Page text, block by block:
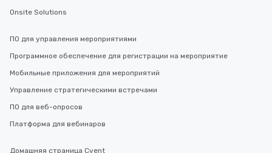
Onsite Solutions
ПО для управления мероприятиями
Программное обеспечение для регистрации на мероприятие
Мобильные приложения для мероприятий
Управление стратегическими встречами
ПО для веб-опросов
Платформа для вебинаров
Домашняя страница Cvent